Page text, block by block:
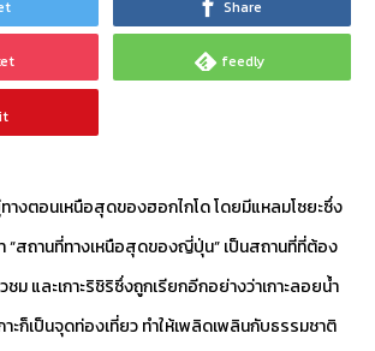
Share
feedly
างตอนเหนือสุดของฮอกไกโด โดยมีแหลมโซยะซึ่ง
“สถานที่ทางเหนือสุดของญี่ปุ่น” เป็นสถานที่ที่ต้อง
ชม และเกาะริชิริซึ่งถูกเรียกอีกอย่างว่าเกาะลอยน้ำ
ะก็เป็นจุดท่องเที่ยว ทำให้เพลิดเพลินกับธรรมชาติ